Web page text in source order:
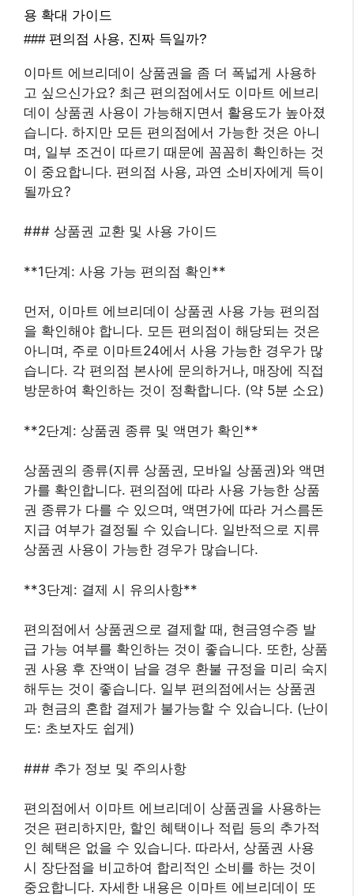
용 확대 가이드
### 편의점 사용, 진짜 득일까?
이마트 에브리데이 상품권을 좀 더 폭넓게 사용하
고 싶으신가요? 최근 편의점에서도 이마트 에브리
데이 상품권 사용이 가능해지면서 활용도가 높아졌
습니다. 하지만 모든 편의점에서 가능한 것은 아니
며, 일부 조건이 따르기 때문에 꼼꼼히 확인하는 것
이 중요합니다. 편의점 사용, 과연 소비자에게 득이
될까요?
### 상품권 교환 및 사용 가이드
**1단계: 사용 가능 편의점 확인**
먼저, 이마트 에브리데이 상품권 사용 가능 편의점
을 확인해야 합니다. 모든 편의점이 해당되는 것은
아니며, 주로 이마트24에서 사용 가능한 경우가 많
습니다. 각 편의점 본사에 문의하거나, 매장에 직접
방문하여 확인하는 것이 정확합니다. (약 5분 소요)
**2단계: 상품권 종류 및 액면가 확인**
상품권의 종류(지류 상품권, 모바일 상품권)와 액면
가를 확인합니다. 편의점에 따라 사용 가능한 상품
권 종류가 다를 수 있으며, 액면가에 따라 거스름돈
지급 여부가 결정될 수 있습니다. 일반적으로 지류
상품권 사용이 가능한 경우가 많습니다.
**3단계: 결제 시 유의사항**
편의점에서 상품권으로 결제할 때, 현금영수증 발
급 가능 여부를 확인하는 것이 좋습니다. 또한, 상품
권 사용 후 잔액이 남을 경우 환불 규정을 미리 숙지
해두는 것이 좋습니다. 일부 편의점에서는 상품권
과 현금의 혼합 결제가 불가능할 수 있습니다. (난이
도: 초보자도 쉽게)
### 추가 정보 및 주의사항
편의점에서 이마트 에브리데이 상품권을 사용하는
것은 편리하지만, 할인 혜택이나 적립 등의 추가적
인 혜택은 없을 수 있습니다. 따라서, 상품권 사용
시 장단점을 비교하여 합리적인 소비를 하는 것이
중요합니다. 자세한 내용은 이마트 에브리데이 또